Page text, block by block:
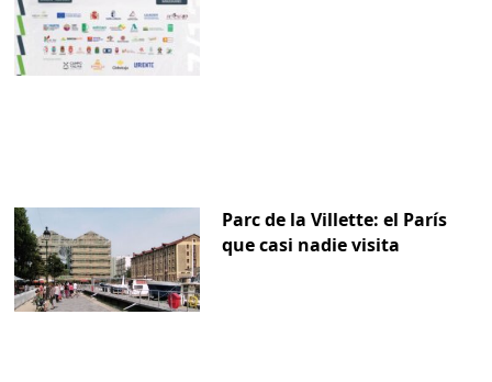
Parc de la Villette: el París
que casi nadie visita